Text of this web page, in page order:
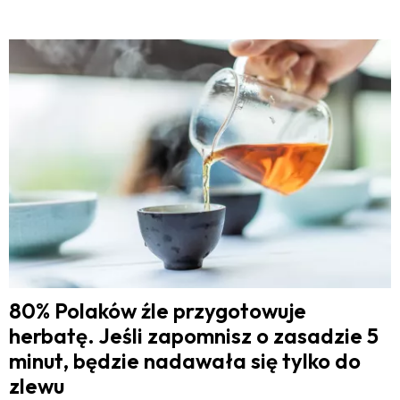
80% Polaków źle przygotowuje
herbatę. Jeśli zapomnisz o zasadzie 5
minut, będzie nadawała się tylko do
zlewu